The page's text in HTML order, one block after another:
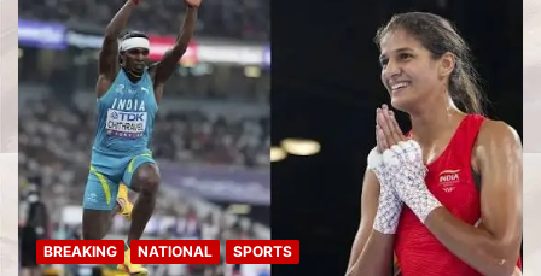
BREAKING NATIONAL SPORTS